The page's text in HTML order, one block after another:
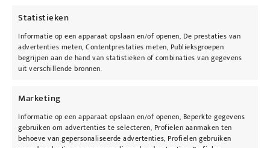
Statistieken
Informatie op een apparaat opslaan en/of openen, De prestaties van
advertenties meten, Contentprestaties meten, Publieksgroepen
begrijpen aan de hand van statistieken of combinaties van gegevens
uit verschillende bronnen.
Marketing
Informatie op een apparaat opslaan en/of openen, Beperkte gegevens
gebruiken om advertenties te selecteren, Profielen aanmaken ten
behoeve van gepersonaliseerde advertenties, Profielen gebruiken